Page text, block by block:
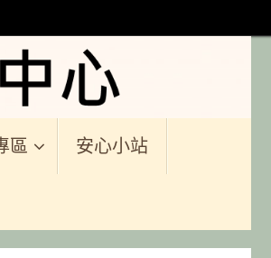
區 安心小站